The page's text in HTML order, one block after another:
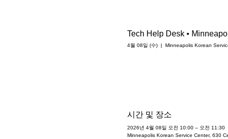
Tech Help Desk •
4월 08일 (수)
  |
Minneapolis Korean
시간 및 장소
2026년 4월 08일 오전 10:00 – 오전 11:30
Minneapolis Korean Service Center, 630